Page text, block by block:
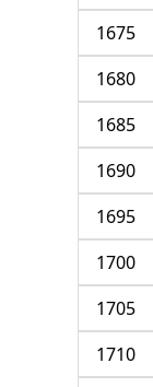
1675
1680
1685
1690
1695
1700
1705
1710